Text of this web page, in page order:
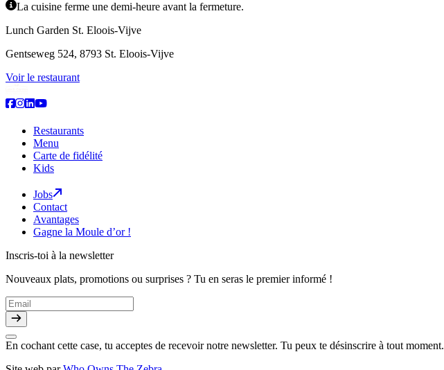
La cuisine ferme une demi-heure avant la fermeture.
Lunch Garden St. Eloois-Vijve
Gentseweg 524, 8793 St. Eloois-Vijve
Voir le restaurant
Restaurants
Menu
Carte de fidélité
Kids
Jobs
Contact
Avantages
Gagne la Moule d’or !
Inscris-toi à la newsletter
Nouveaux plats, promotions ou surprises ? Tu en seras le premier informé !
En cochant cette case, tu acceptes de recevoir notre newsletter. Tu peux te désinscrire à tout moment.